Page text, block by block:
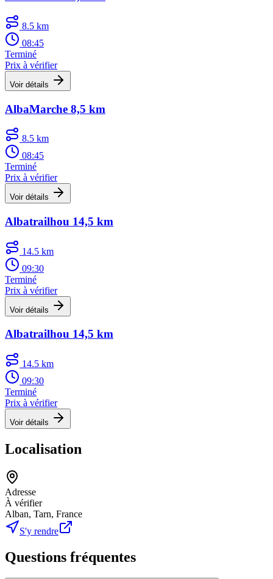
8.5 km
08:45
Terminé
Prix à vérifier
Voir détails
AlbaMarche 8,5 km
8.5 km
08:45
Terminé
Prix à vérifier
Voir détails
Albatrailhou 14,5 km
14.5 km
09:30
Terminé
Prix à vérifier
Voir détails
Albatrailhou 14,5 km
14.5 km
09:30
Terminé
Prix à vérifier
Voir détails
Localisation
Adresse
À vérifier
Alban, Tarn, France
S'y rendre
Questions fréquentes